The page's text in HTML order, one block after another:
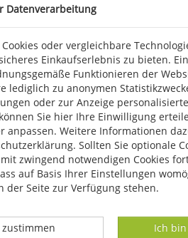
Infosystem
internationalen Vogelzug
sich vom Naturphänomen des
den im Rahmen der
viele Vogelarten zu
von Löfflern? Wo wurden
liefert ab
Datenverarbeitung
oder vergleichbare
Einkaufserlebnis zu bieten.
Funktionieren der
lediglich zu anonymen
oder zur Anzeige
Sie hier Ihre Einwilligung
anpassen. Weitere Informationen
Sollten Sie optionale
zwingend notwendigen Cookies
auf Basis Ihrer Einstellungen
der Seite zur Verfügung stehen.
Ich
-